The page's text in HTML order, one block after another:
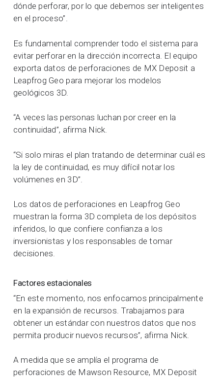
dónde perforar, por lo que debemos ser inteligentes
en el proceso”.
Es fundamental comprender todo el sistema para
evitar perforar en la dirección incorrecta. El equipo
exporta datos de perforaciones de MX Deposit a
Leapfrog Geo para mejorar los modelos
geológicos 3D.
“A veces las personas luchan por creer en la
continuidad”, afirma Nick.
“Si solo miras el plan tratando de determinar cuál es
la ley de continuidad, es muy difícil notar los
volúmenes en 3D”.
Los datos de perforaciones en Leapfrog Geo
muestran la forma 3D completa de los depósitos
inferidos, lo que confiere confianza a los
inversionistas y los responsables de tomar
decisiones.
Factores estacionales
“En este momento, nos enfocamos principalmente
en la expansión de recursos. Trabajamos para
obtener un estándar con nuestros datos que nos
permita producir nuevos recursos”, afirma Nick.
A medida que se amplía el programa de
perforaciones de Mawson Resource, MX Deposit